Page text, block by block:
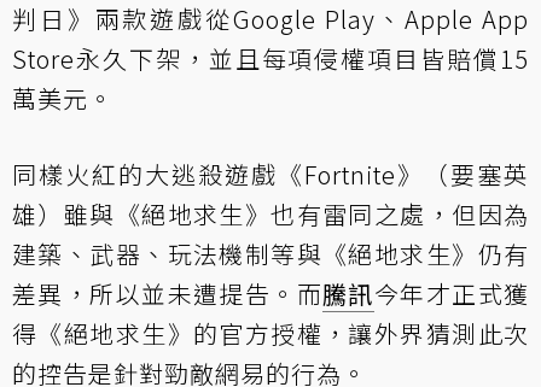
判日》兩款遊戲從Google Play、Apple App
Store永久下架，並且每項侵權項目皆賠償15
萬美元。
同樣火紅的大逃殺遊戲《Fortnite》（要塞英
雄）雖與《絕地求生》也有雷同之處，但因為
建築、武器、玩法機制等與《絕地求生》仍有
差異，所以並未遭提告。而騰訊今年才正式獲
得《絕地求生》的官方授權，讓外界猜測此次
的控告是針對勁敵網易的行為。